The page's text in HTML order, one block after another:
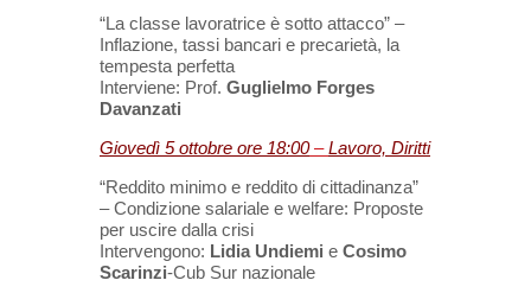
“La classe lavoratrice è sotto attacco” –
Inflazione, tassi bancari e precarietà, la
tempesta perfetta
Interviene: Prof. Guglielmo Forges
Davanzati
Giovedì 5 ottobre ore 18:00–Lavoro, Diritti
“Reddito minimo e reddito di cittadinanza”
– Condizione salariale e welfare: Proposte
per uscire dalla crisi
Intervengono: Lidia Undiemi e Cosimo
Scarinzi-Cub Sur nazionale